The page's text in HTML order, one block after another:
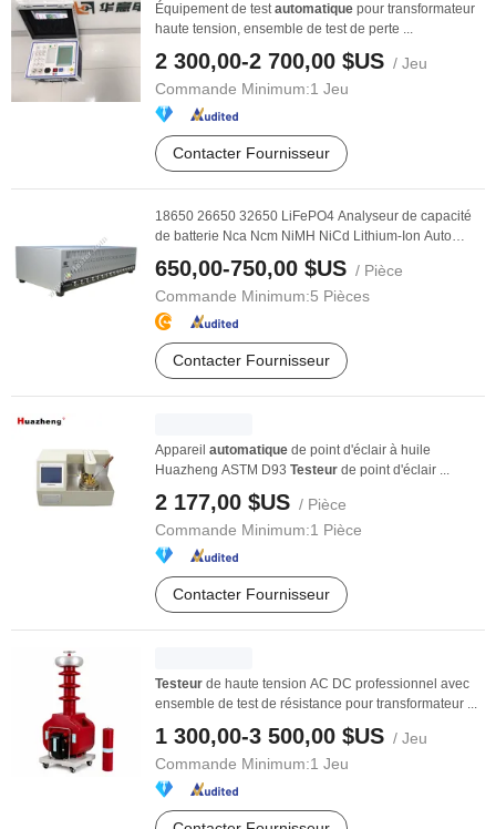
Équipement de testautomatique pour transformateur
haute tension, ensemble de test de perte ...
2 300,00-2 700,00 $US / Jeu
Commande Minimum:1 Jeu
Contacter Fournisseur
18650 26650 32650 LiFePO4 Analyseur de capacité
de batterie Nca Ncm NiMH NiCd Lithium-Ion Auto
650,00-750,00 $US / Pièce
Commande Minimum:5 Pièces
Contacter Fournisseur
Appareil automatique de point d'éclair à huile
Huazheng ASTM D93 Testeur de point d'éclair ...
2 177,00 $US / Pièce
Commande Minimum:1 Pièce
Contacter Fournisseur
Testeur de haute tension AC DC professionnel avec
ensemble de test de résistance pour transformateur ...
1 300,00-3 500,00 $US / Jeu
Commande Minimum:1 Jeu